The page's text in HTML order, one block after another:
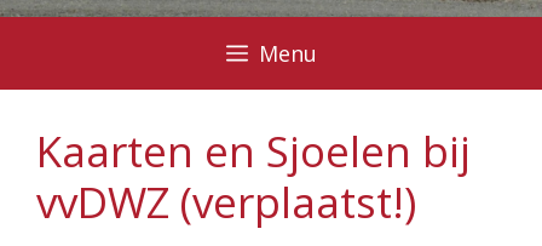
Menu
Kaarten en Sjoelen bij
vvDWZ (verplaatst!)